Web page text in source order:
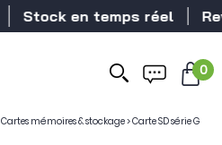
Stock en temps réel
0
Cartes mémoires & stockage>Carte SD série G